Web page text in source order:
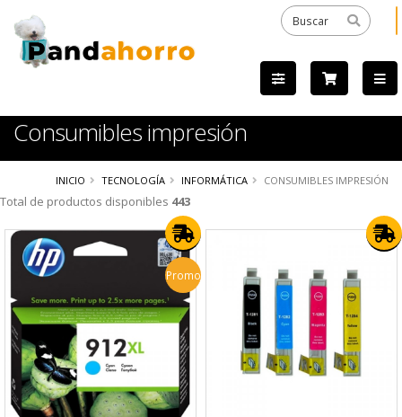
Consumibles impresión
INICIO TECNOLOGÍA INFORMÁTICA CONSUMIBLES IMPRESIÓN
Total de productos disponibles 443
Promo